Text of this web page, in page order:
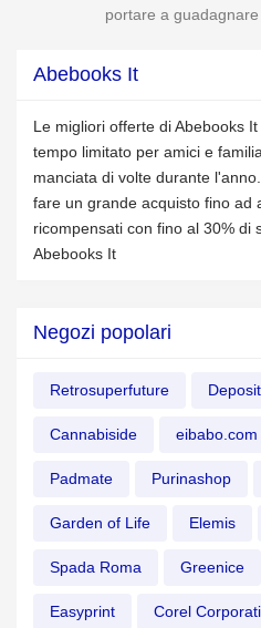
portare a
Abebooks It
Le migliori offerte di Abebooks
tempo limitato per amici e
manciata di volte durante
fare un grande acquisto fino ad
ricompensati con fino al 30% di
Abebooks It
Negozi popolari
Retrosuperfuture
Cannabiside eibabo.com
Padmate Purinashop
Garden of Life Elemis
Spada Roma Greenice
Easyprint Corel